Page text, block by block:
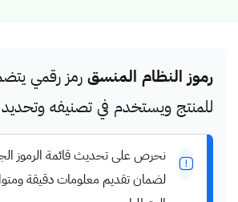
رموز النظام المنسق رمز رقمي
للمنتج ويستخدم في تصنيفه وتحديد
نحرص على تحديث قائمة الرموز
لضمان تقديم معلومات دقيقة